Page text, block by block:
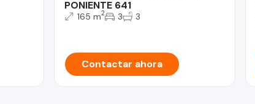
PONIENTE 641
165 m2 3 3
Contactar ahora